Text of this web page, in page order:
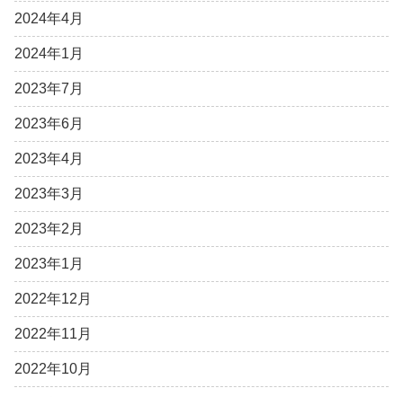
2024年4月
2024年1月
2023年7月
2023年6月
2023年4月
2023年3月
2023年2月
2023年1月
2022年12月
2022年11月
2022年10月